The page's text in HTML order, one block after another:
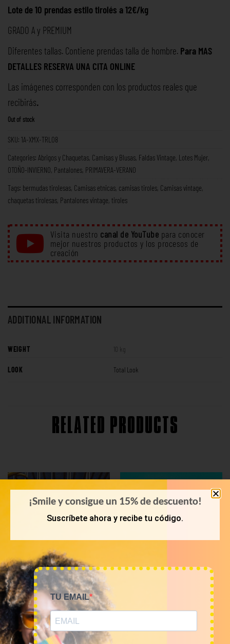
Lote de 10 prendas estilo tirolés a 12€/kg
GRADO A y PREMIUM
Diferentes tallas. Contiene prendas talla de hombre. Para MAS
DETALLES RESERVA UNA CITA ONLINE
Las imágenes corresponden con los productos reales que
recibirás.
Out of stock
SKU: 1A-XMX-TRL08
Categories: Abrigos y Chaquetas Camisas y Blusas Faldas Vintage Lotes Mujer
OTOÑO-INVIERNO Pantalones PRIMAVERA-VERANO
Tags: bermudas tirolesas Camisas etnicas camisas tiroles Camisas vintage
chaquetas tirolesas Pantalones vintage tiroles
Visita nuestro canal de YouTube para conocer
mejor nuestros productos y los procesos de
creación
ADDITIONAL INFORMATION
WEIGHT 10 kg
LOOK Total Look
RELATED PRODUCTS
KILOS
10KG – 20KG Mix Jeans
Levis
Mix pantalones vaqueros
talle alto 12€/Kg
¡Smile y consigue un 15% de descuento!
Suscríbete ahora y recibe tu código.
TU EMAIL